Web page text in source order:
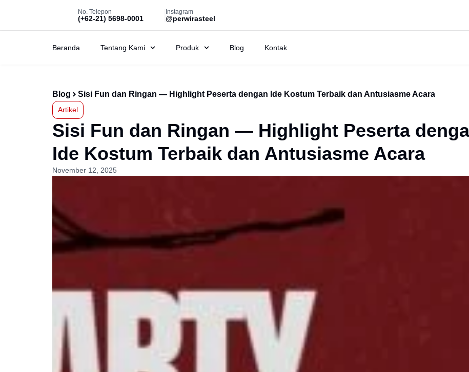
No. Telepon
(+62-21) 5698-0001
Instagram
@perwirasteel
Beranda Tentang Kami Produk Blog Kontak
Blog Sisi Fun dan Ringan — Highlight Peserta dengan Ide Kostum Terbaik dan Antusiasme Acara
Artikel
Sisi Fun dan Ringan — Highlight Peserta
Ide Kostum Terbaik dan Antusiasme Acara
November 12, 2025